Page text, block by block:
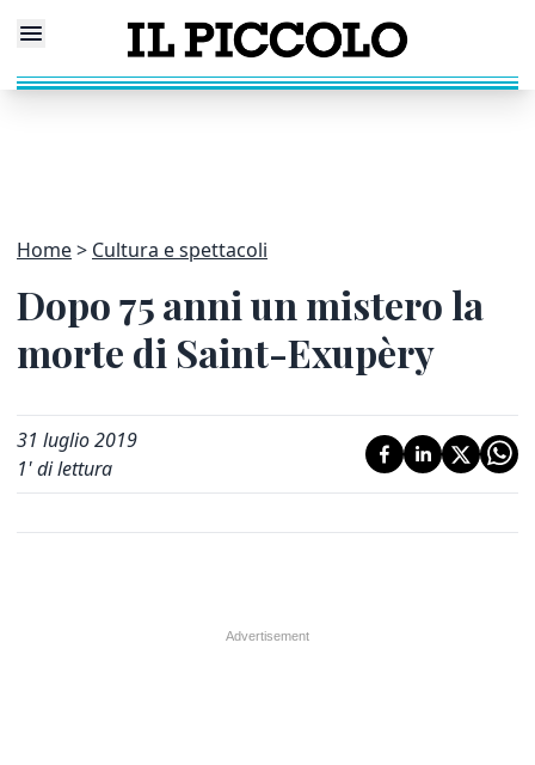
Home Cultura e spettacoli
Dopo 75 anni un mistero la
morte di Saint-Exupèry
31 luglio 2019
1' di lettura